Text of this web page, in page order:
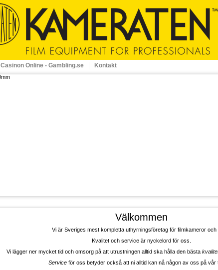
Casinon Online - Gambling.se Kontakt
Välkommen
Vi är Sveriges mest kompletta uthyrningsföretag för filmkameror och
Kvalitet och service är nyckelord för oss.
Vi lägger ner mycket tid och omsorg på att utrustningen alltid ska hålla den bästa
Serviceför oss betyder också att ni alltid kan nå någon av oss på vår